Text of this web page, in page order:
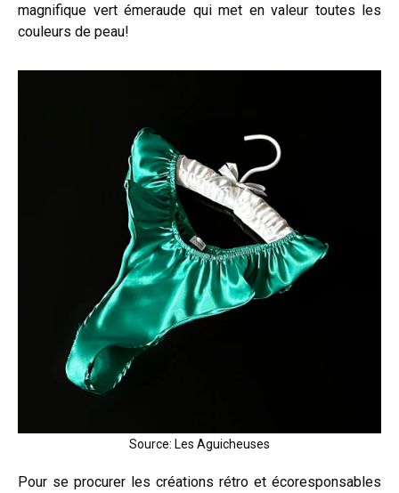
magnifique vert émeraude qui met en valeur toutes les
couleurs de peau!
Source: Les Aguicheuses
Pour se procurer les créations rétro et écoresponsables